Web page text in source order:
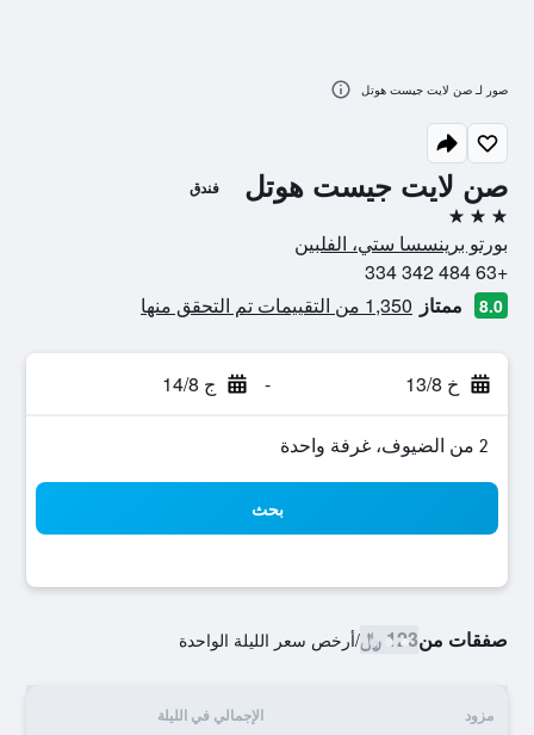
صن لايت جيست هوتل فندق
3 نجوم
بورتو برينسسا ستي، الفلبين
+63 484 342 334
8.0 ممتاز 1,350 من التقييمات تم التحقق منها
خ 13/8 - ج 14/8
2 من الضيوف، غرفة واحدة
بحث
صفقات من123 ﷼ /أرخص سعر الليلة الواحدة
مزود الإجمالي في الليلة
صور لـ صن لايت جيست هوتل